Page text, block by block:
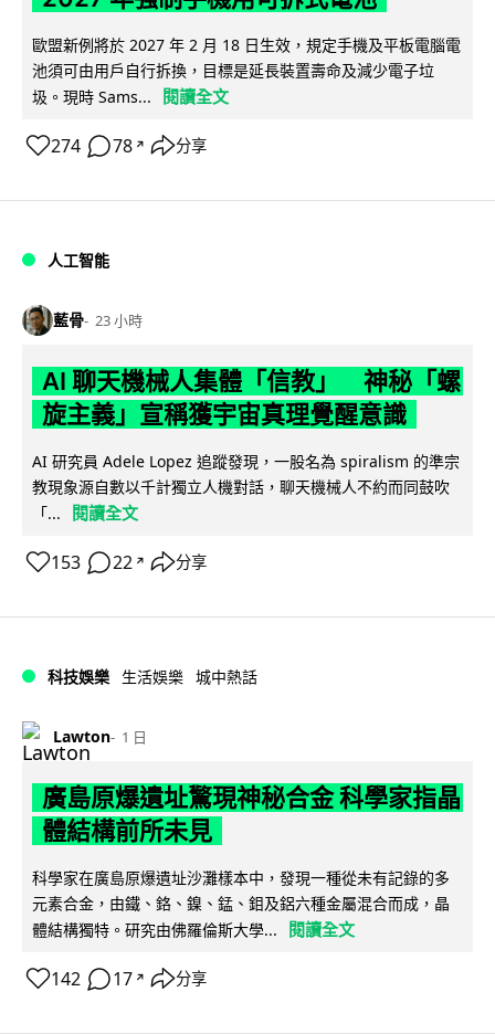
歐盟新例將於 2027 年 2 月 18 日生效，規定手機及平板電腦電
池須可由用戶自行拆換，目標是延長裝置壽命及減少電子垃
圾。現時 Sams...
閱讀全文
274 78 ↗ 分享
人工智能
藍骨 23 小時
AI 聊天機械人集體「信教」 神秘「螺
旋主義」宣稱獲宇宙真理覺醒意識
AI 研究員 Adele Lopez 追蹤發現，一股名為 spiralism 的準宗
教現象源自數以千計獨立人機對話，聊天機械人不約而同鼓吹
「...
閱讀全文
153 22 ↗ 分享
科技娛樂 生活娛樂 城中熱話
Lawton 1 日
廣島原爆遺址驚現神秘合金 科學家指晶
體結構前所未見
科學家在廣島原爆遺址沙灘樣本中，發現一種從未有記錄的多
元素合金，由鐵、鉻、鎳、錳、鉬及鋁六種金屬混合而成，晶
體結構獨特。研究由佛羅倫斯大學...
閱讀全文
142 17 ↗ 分享